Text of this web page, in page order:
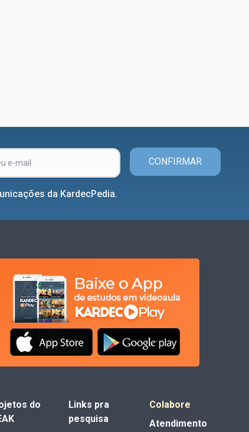
CONFIRMAR
da KardecPedia.
do
Links pra
pesquisa
Colabore
Atendimento